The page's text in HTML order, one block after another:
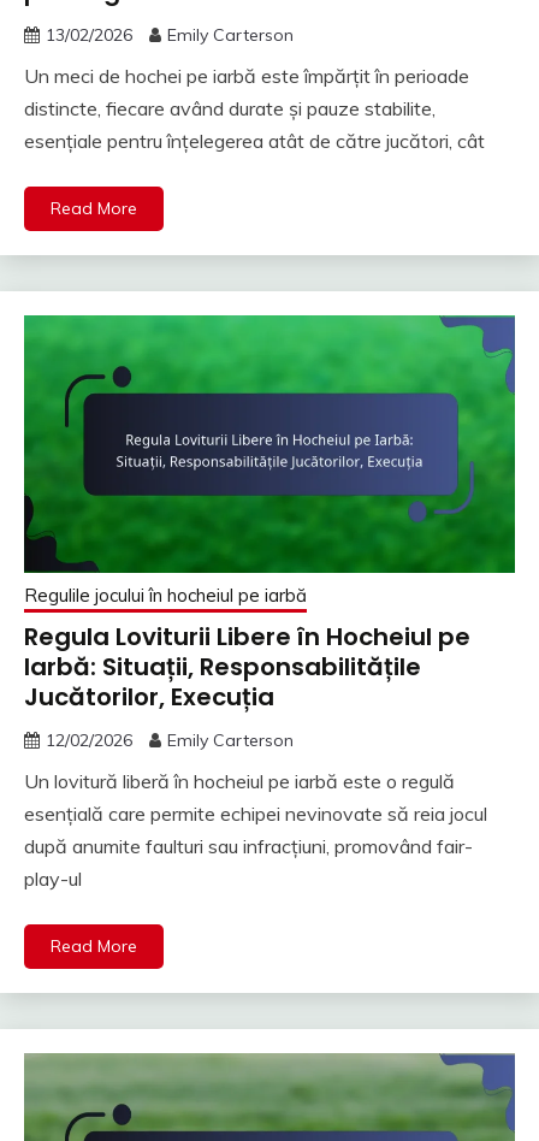
13/02/2026 Emily Carterson
Un meci de hochei pe iarbă este împărțit în perioade
distincte, fiecare având durate și pauze stabilite,
esențiale pentru înțelegerea atât de către jucători, cât
Read More
Regulile jocului în hocheiul pe iarbă
Regula Loviturii Libere în Hocheiul pe
Iarbă: Situații, Responsabilitățile
Jucătorilor, Execuția
12/02/2026 Emily Carterson
Un lovitură liberă în hocheiul pe iarbă este o regulă
esențială care permite echipei nevinovate să reia jocul
după anumite faulturi sau infracțiuni, promovând fair-
play-ul
Read More